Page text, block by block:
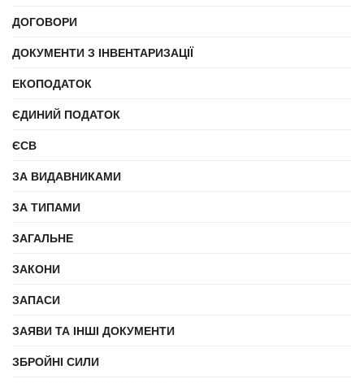
ДОГОВОРИ
ДОКУМЕНТИ З ІНВЕНТАРИЗАЦІЇ
ЕКОПОДАТОК
ЄДИНИЙ ПОДАТОК
ЄСВ
ЗА ВИДАВНИКАМИ
ЗА ТИПАМИ
ЗАГАЛЬНЕ
ЗАКОНИ
ЗАПАСИ
ЗАЯВИ ТА ІНШІ ДОКУМЕНТИ
ЗБРОЙНІ СИЛИ